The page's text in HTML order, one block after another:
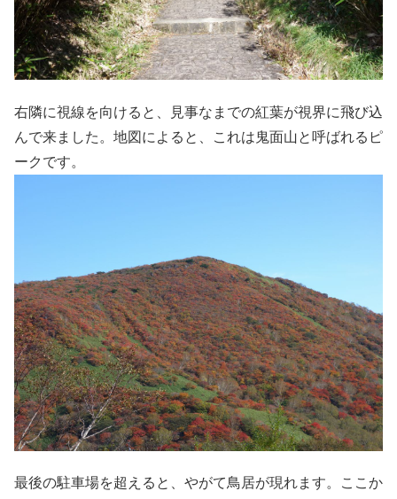
右隣に視線を向けると、見事なまでの紅葉が視界に飛び込
んで来ました。地図によると、これは鬼面山と呼ばれるピ
ークです。
最後の駐車場を超えると、やがて鳥居が現れます。ここか